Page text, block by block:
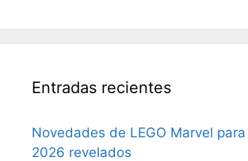
Entradas recientes
Novedades de LEGO Marvel
2026 revelados